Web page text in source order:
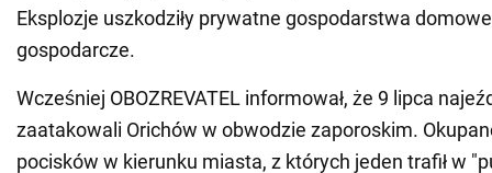
Eksplozje uszkodziły prywatne gospodarstwa
gospodarcze.
Wcześniej OBOZREVATEL informował, że 9 lipca
zaatakowali Orichów w obwodzie zaporoskim.
pocisków w kierunku miasta, z których jeden trafił w